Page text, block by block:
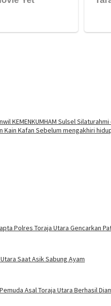
KEMENKUMHAM Sulsel
Kain Kafan Sebelum mengakhiri
Polres Toraja Utara Gencarkan
Saat Asik Sabung Ayam
Asal Toraja Utara Berhasil